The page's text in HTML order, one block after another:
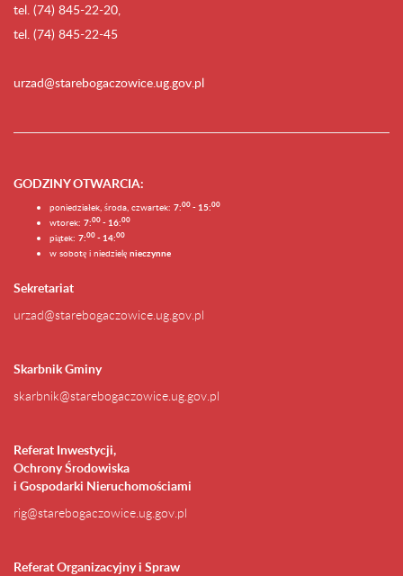
tel. (74) 845-22-20,
tel. (74) 845-22-45
urzad@starebogaczowice.ug.gov.pl
GODZINY OTWARCIA:
poniedziałek, środa, czwartek: 7:00 - 15:00
wtorek: 7:00 - 16:00
piątek: 7:00 - 14:00
w sobotę i niedzielę nieczynne
Sekretariat
urzad@starebogaczowice.ug.gov.pl
Skarbnik Gminy
skarbnik@starebogaczowice.ug.gov.pl
Referat Inwestycji,
Ochrony Środowiska
i Gospodarki Nieruchomościami
rig@starebogaczowice.ug.gov.pl
Referat Organizacyjny i Spraw